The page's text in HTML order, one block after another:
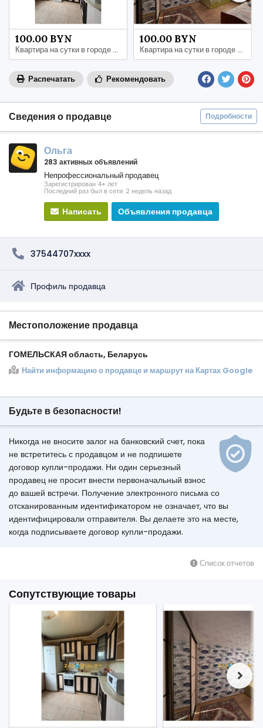
100.00 BYN
Квартира на сутки в городе Жодино
100.00 BYN
Квартира на сутки в городе Любань
Распечатать Рекомендовать
Сведения о продавце Подробности
Ольга
283 активных объявлений
Непрофессиональный продавец
Зарегистрирован 4+ лет
Последний раз был в сети: 2 недель назад
Написать Объявления продавца
37544707xxxx
Профиль продавца
Местоположение продавца
ГОМЕЛЬСКАЯ область, Беларусь
Найти информацию о продавце и маршрут на Картах Google
Будьте в безопасности!
Никогда не вносите залог на банковский счет, пока
не встретитесь с продавцом и не подпишете
договор купли-продажи. Ни один серьезный
продавец не просит внести первоначальный взнос
до вашей встречи. Получение электронного письма со
отсканированным идентификатором не означает, что вы
идентифицировали отправителя. Вы делаете это на месте,
когда подписываете договор купли-продажи.
Список отчетов
Сопутствующие товары